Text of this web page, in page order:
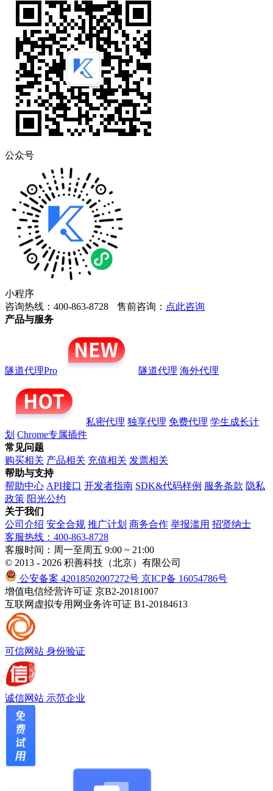
公众号
小程序
咨询热线：400-863-8728
售前咨询： 点此咨询
产品与服务
隧道代理Pro 隧道代理 海外代理
私密代理 独享代理 免费代理 学生成长计
划 Chrome专属插件
常见问题
购买相关 产品相关 充值相关 发票相关
帮助与支持
帮助中心 API接口 开发者指南 SDK&代码样例 服务条款 隐私
政策 阳光公约
关于我们
公司介绍 安全合规 推广计划 商务合作 举报滥用 招贤纳士
客服热线：400-863-8728
客服时间：周一至周五 9:00 ~ 21:00
© 2013 - 2026 积善科技（北京）有限公司
公安备案 42018502007272号 京ICP备 16054786号
增值电信经营许可证 京B2-20181007
互联网虚拟专用网业务许可证 B1-20184613
可信网站 身份验证
诚信网站 示范企业